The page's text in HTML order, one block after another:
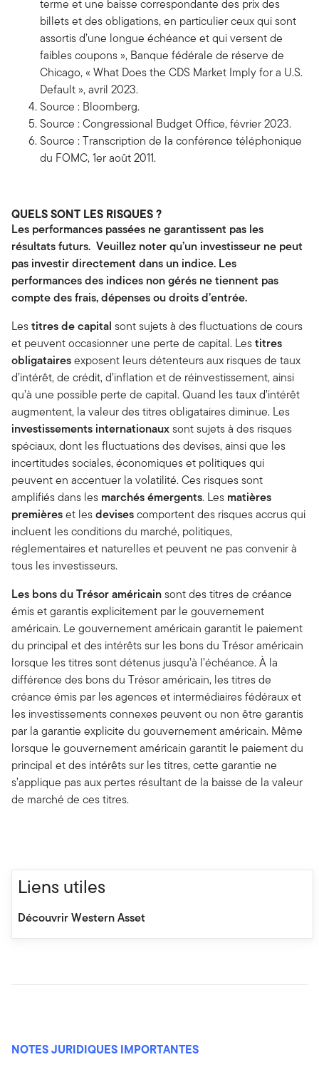
terme et une baisse correspondante des prix des
billets et des obligations, en particulier ceux qui sont
assortis d’une longue échéance et qui versent de
faibles coupons », Banque fédérale de réserve de
Chicago, « What Does the CDS Market Imply for a U.S.
Default », avril 2023.
Source : Bloomberg.
Source : Congressional Budget Office, février 2023.
Source : Transcription de la conférence téléphonique
du FOMC, 1er août 2011.
QUELS SONT LES RISQUES ?
Les performances passées ne garantissent pas les
résultats futurs. Veuillez noter qu’un investisseur ne peut
pas investir directement dans un indice. Les
performances des indices non gérés ne tiennent pas
compte des frais, dépenses ou droits d’entrée.
Lestitres de capital sont sujets à des fluctuations de cours
et peuvent occasionner une perte de capital. Lestitres
obligatairesexposent leurs détenteurs aux risques de taux
d’intérêt, de crédit, d’inflation et de réinvestissement, ainsi
qu’à une possible perte de capital. Quand les taux d’intérêt
augmentent, la valeur des titres obligataires diminue. Les
investissements internationauxsont sujets à des risques
spéciaux, dont les fluctuations des devises, ainsi que les
incertitudes sociales, économiques et politiques qui
peuvent en accentuer la volatilité. Ces risques sont
amplifiés dans les marchés émergents. Les matières
premièreset lesdevisescomportent des risques accrus qui
incluent les conditions du marché, politiques,
réglementaires et naturelles et peuvent ne pas convenir à
tous les investisseurs.
Les bons du Trésor américainsont des titres de créance
émis et garantis explicitement par le gouvernement
américain. Le gouvernement américain garantit le paiement
du principal et des intérêts sur les bons du Trésor américain
lorsque les titres sont détenus jusqu’à l’échéance. À la
différence des bons du Trésor américain, les titres de
créance émis par les agences et intermédiaires fédéraux et
les investissements connexes peuvent ou non être garantis
par la garantie explicite du gouvernement américain. Même
lorsque le gouvernement américain garantit le paiement du
principal et des intérêts sur les titres, cette garantie ne
s’applique pas aux pertes résultant de la baisse de la valeur
de marché de ces titres.
Liens utiles
Découvrir Western Asset
NOTES JURIDIQUES IMPORTANTES